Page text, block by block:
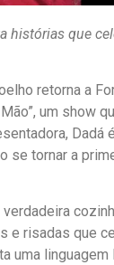
que
retorna a
um show
Dadá
tornar a
verdadeira
e risadas que
uma linguagem